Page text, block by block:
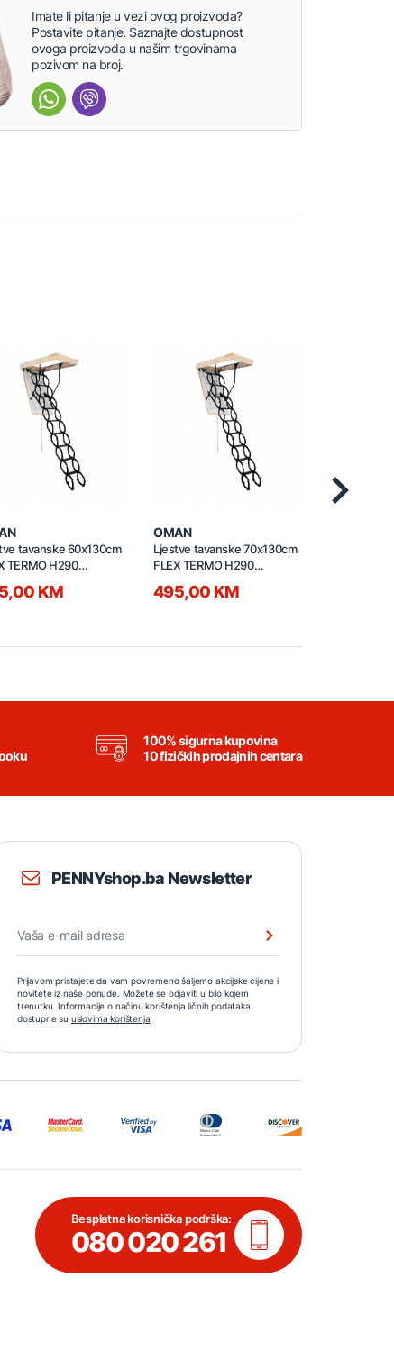
Imate li pitanje u vezi ovog proizvoda?
Postavite pitanje. Saznajte dostupnost
ovoga proizvoda u našim trgovinama
pozivom na broj.
tavanske 60x130cm
TERMO H290
KM
OMAN
Ljestve tavanske 70x130cm
FLEX TERMO H290
TSS20158
495,00 KM
100% sigurna kupovina
10 fizičkih prodajnih centara
PENNYshop.ba Newsletter
Prijavom pristajete da vam povremeno šaljemo akcijske cijene i
novitete iz naše ponude. Možete se odjaviti u bilo kojem
trenutku. Informacije o načinu korištenja ličnih podataka
dostupne su uslovima korištenja.
Besplatna korisnička podrška:
080 020 261